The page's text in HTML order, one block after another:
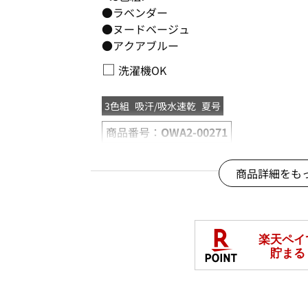
●ラベンダー
●ヌードベージュ
●アクアブルー
□ 洗濯機OK
3色組 吸汗/吸水速乾 夏号
商品番号： OWA2-00271
商品詳細をも